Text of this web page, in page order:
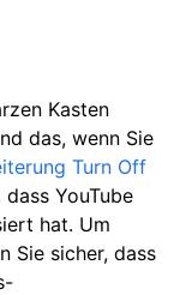
Kasten
das, wenn Sie
Turn Off
YouTube
hat. Um
Sie sicher, dass